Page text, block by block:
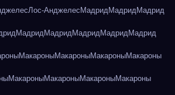
Лос-Анджелес МадридМадридМадрид
МадридМадридМадридМадридМадрид
МакароныМакароныМакароныМакароны
МакароныМакароныМакароныМакароны